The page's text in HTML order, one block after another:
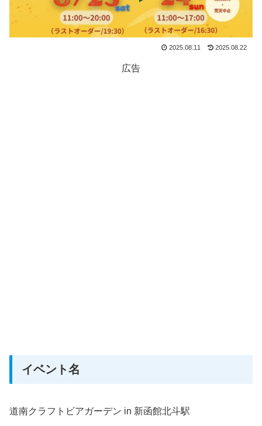
2025.08.11 2025.08.22
広告
イベント名
道南クラフトビアガーデン in 新函館北斗駅